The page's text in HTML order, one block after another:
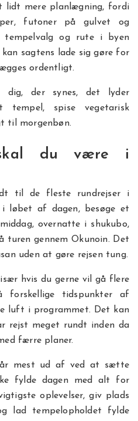
lidt mere planlægning, fordi
futoner på gulvet og
tempelvalg og rute i byen
sagtens lade sig gøre for
ordentligt.
dig, der synes, det lyder
spise vegetarisk
til morgenbøn.
du være i
til de fleste rundrejser i
i løbet af dagen, besøge et
overnatte i shukubo,
turen gennem Okunoin. Det
uden at gøre rejsen tung.
hvis du gerne vil gå flere
forskellige tidspunkter af
luft i programmet. Det kan
rejst meget rundt inden da
færre planer.
mest ud af ved at sætte
fylde dagen med alt for
oplevelser, giv plads
lad tempelopholdet fylde